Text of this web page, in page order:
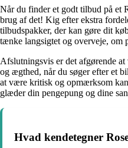
Når du finder et godt tilbud på et
brug af det! Kig efter ekstra
tilbudspakker, der kan gøre dit
tænke langsigtet og overveje, om
Afslutningsvis er det afgørende
og ægthed, når du søger efter et
at være kritisk og opmærksom
glæder din pengepung og dine
Hvad kendetegner